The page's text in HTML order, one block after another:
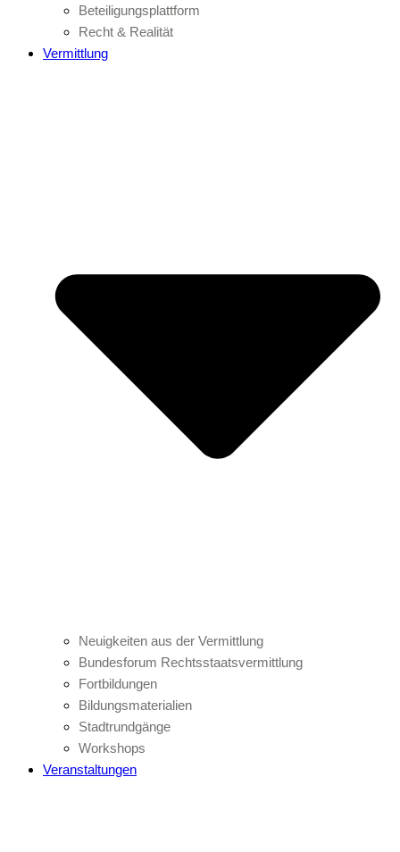
Beteiligungsplattform
Recht & Realität
Vermittlung
Neuigkeiten aus der Vermittlung
Bundesforum Rechtsstaatsvermittlung
Fortbildungen
Bildungsmaterialien
Stadtrundgänge
Workshops
Veranstaltungen